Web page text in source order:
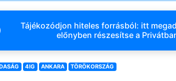
Tájékozódjon hiteles forrásból: itt
előnyben részesítse a
4IG ANKARA TÖRÖKORSZÁG